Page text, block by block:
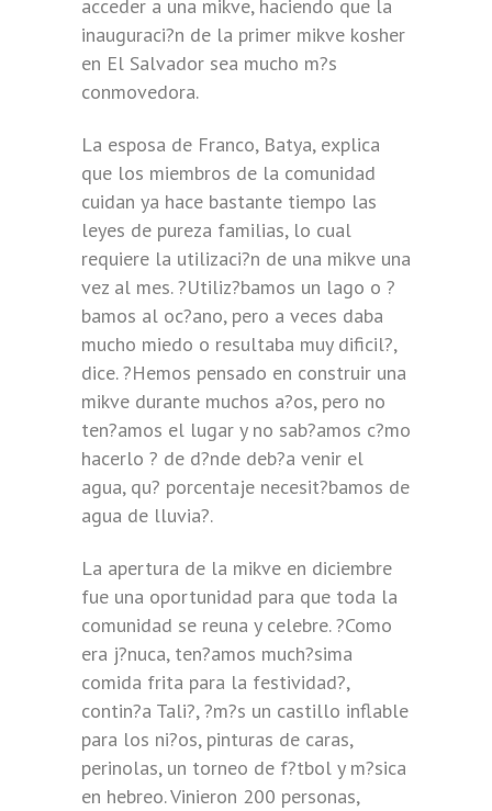
acceder a una mikve, haciendo que la
inauguraci?n de la primer mikve kosher
en El Salvador sea mucho m?s
conmovedora.
La esposa de Franco, Batya, explica
que los miembros de la comunidad
cuidan ya hace bastante tiempo las
leyes de pureza familias, lo cual
requiere la utilizaci?n de una mikve una
vez al mes. ?Utiliz?bamos un lago o ?
bamos al oc?ano, pero a veces daba
mucho miedo o resultaba muy dificil?,
dice. ?Hemos pensado en construir una
mikve durante muchos a?os, pero no
ten?amos el lugar y no sab?amos c?mo
hacerlo ? de d?nde deb?a venir el
agua, qu? porcentaje necesit?bamos de
agua de lluvia?.
La apertura de la mikve en diciembre
fue una oportunidad para que toda la
comunidad se reuna y celebre. ?Como
era j?nuca, ten?amos much?sima
comida frita para la festividad?,
contin?a Tali?, ?m?s un castillo inflable
para los ni?os, pinturas de caras,
perinolas, un torneo de f?tbol y m?sica
en hebreo. Vinieron 200 personas,